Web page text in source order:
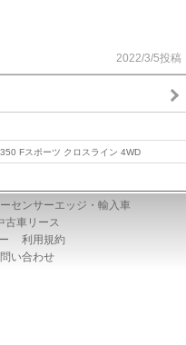
2022/3/5投稿
Fスポーツ クロスライン 4WD
センサーエッジ・輸入車
古車リース
利用規約
い合わせ